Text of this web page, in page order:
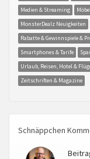
Medien & Streaming
MonsterDealz Neuigkeiten
Rabatte & Gewinnspiele &
Smartphones & Tarife
Urlaub, Reisen, Hotel &
Zeitschriften & Magazine
Schnäppchen